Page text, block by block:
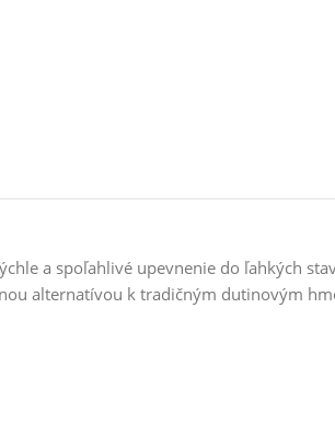
a spoľahlivé upevnenie do ľahkých
alternatívou k tradičným dutinovým